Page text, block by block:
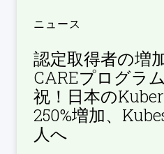
ニュース
認定取得者の増
CAREプログラ
祝！日本の
250%増加、
人へ